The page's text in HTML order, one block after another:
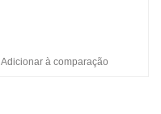
Adicionar à comparação